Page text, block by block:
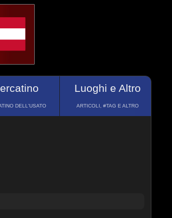
DELL'USATO
Luoghi e Altro
ARTICOLI, #TAG E ALTRO